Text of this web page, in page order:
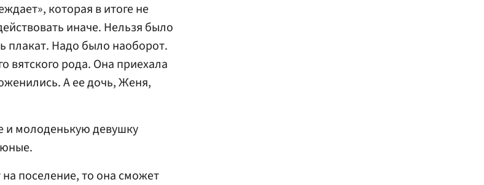
которая в итоге не
иначе. Нельзя было
плакат. Надо было наоборот.
вятского рода. Она приехала
А ее дочь, Женя,
и молоденькую девушку
поселение, то она сможет